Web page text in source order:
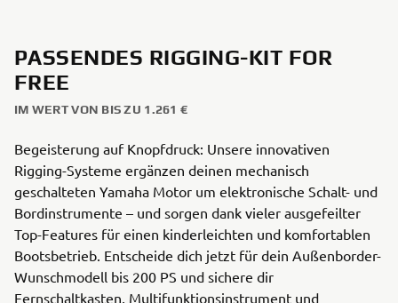
PASSENDES RIGGING-KIT FOR
FREE
IM WERT VON BIS ZU 1.261 €
Begeisterung auf Knopfdruck: Unsere innovativen
Rigging-Systeme ergänzen deinen mechanisch
geschalteten Yamaha Motor um elektronische Schalt- und
Bordinstrumente – und sorgen dank vieler ausgefeilter
Top-Features für einen kinderleichten und komfortablen
Bootsbetrieb. Entscheide dich jetzt für dein Außenborder-
Wunschmodell bis 200 PS und sichere dir
Fernschaltkasten, Multifunktionsinstrument und